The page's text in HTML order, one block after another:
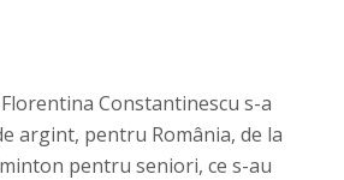
Constantinescu s-a
argint, pentru România, de la
pentru seniori, ce s-au